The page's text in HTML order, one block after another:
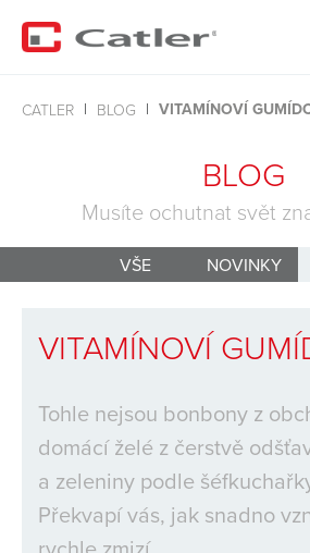
CATLER BLOG VITAMÍNOVÍ
BLOG
Musíte ochutnat svět
VŠE NOVINKY
VITAMÍNOVÍ
Tohle nejsou bonbony z
domácí želé z čerstvě
a zeleniny podle
Překvapí vás, jak snadno